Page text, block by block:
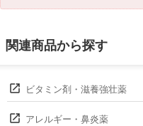
関連商品から探す
ビタミン剤・滋養強壮薬
アレルギー・鼻炎薬